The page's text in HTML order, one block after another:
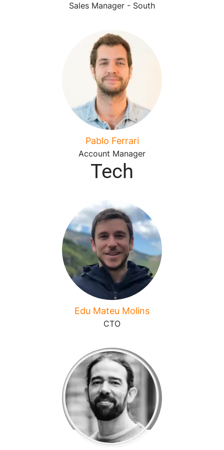
Sales Manager - South
Pablo Ferrari
Account Manager
Tech
Edu Mateu Molins
CTO